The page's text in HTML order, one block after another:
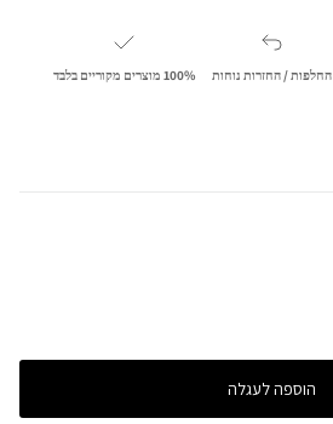
החלפות / החזרות נוחות 100% מוצרים מקוריים בלבד
הוספה לעגלה